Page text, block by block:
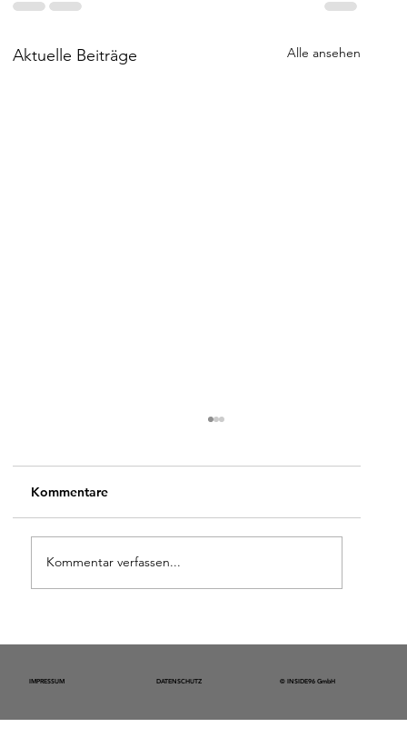
Aktuelle Beiträge Alle ansehen
Geschichte lebt und Zukunft entsteht
Kommentare
Kommentar verfassen...
IMPRESSUM DATENSCHUTZ © INSIDE96 GmbH